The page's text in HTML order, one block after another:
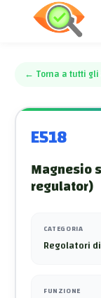
← Torna a tutti
E518
Magnesio
regulator)
CATEGORIA
Regolatori
FUNZIONE